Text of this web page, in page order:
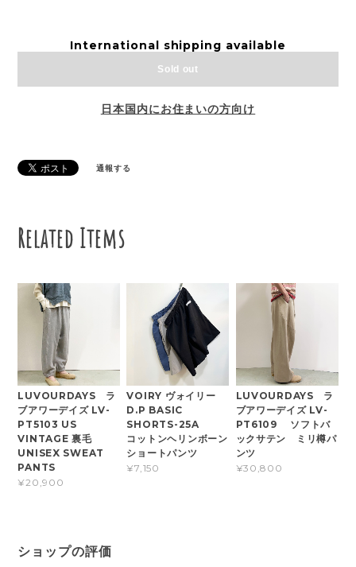
International shipping available
Sold out
日本国内にお住まいの方向け
通報する
Related Items
LUVOURDAYS ラ
ブアワーデイズ LV-
PT5103 US
VINTAGE 裏毛
UNISEX SWEAT
PANTS
¥20,900
VOIRY ヴォイリー
D.P BASIC
SHORTS-25A
コットンヘリンボーン
ショートパンツ
¥7,150
LUVOURDAYS ラ
ブアワーデイズ LV-
PT6109 ソフトバ
ックサテン ミリ樽パ
ンツ
¥30,800
ショップの評価